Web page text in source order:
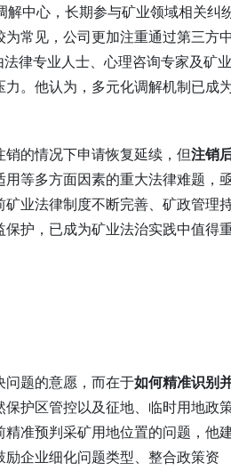
中心，长期参与矿业领域相关纠
常见，公司更加注重通过第三方中
律专业人士、心理咨询专家及矿业
。他认为，多元化调解机制已成
的情况下申请恢复延续，但注销
等多方面因素的重大法律难题，
业法律制度不断完善、矿政管理
护，已成为矿业法治实践中值得
问题的意愿，而在于如何精准识别
护区管控以及征地、临时用地政
准预判采矿用地位置的问题，他
企业细化问题类型、整合政策资